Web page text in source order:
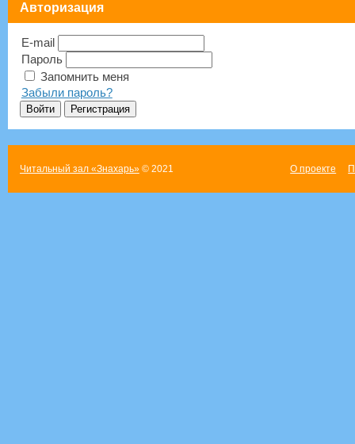
Авторизация
E-mail
Пароль
Запомнить меня
Забыли пароль?
Читальный зал «Знахарь»© 2021 О проекте